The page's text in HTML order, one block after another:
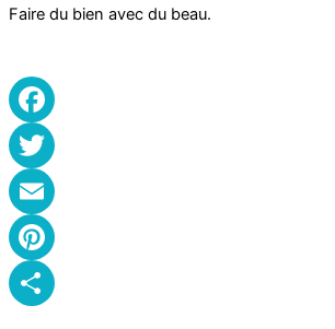
Faire du bien avec du beau.
Facebook
Twitter
Email
Pinterest